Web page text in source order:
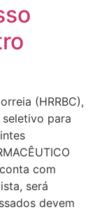
(HRRBC),
para
com
será
devem